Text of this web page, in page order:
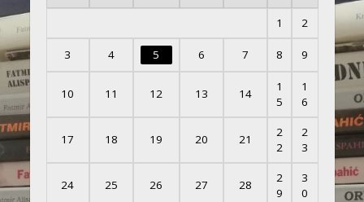
1 2
3 4 5 6 7 8 9
10 11 12 13 14
1
5
1
6
17 18 19 20 21
2
2
2
3
24 25 26 27 28
2
9
3
0